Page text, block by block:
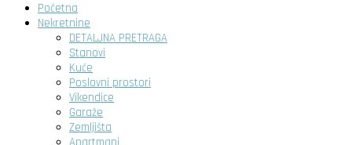
Početna
Nekretnine
DETALJNA PRETRAGA
Stanovi
Kuće
Poslovni prostori
Vikendice
Garaže
Zemljišta